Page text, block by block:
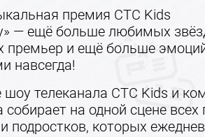
премия СТС Kids
— ещё больше любимых
премьер и ещё больше
навсегда!
шоу телеканала СТС Kids и
на одной сцене всех
подростков, которых